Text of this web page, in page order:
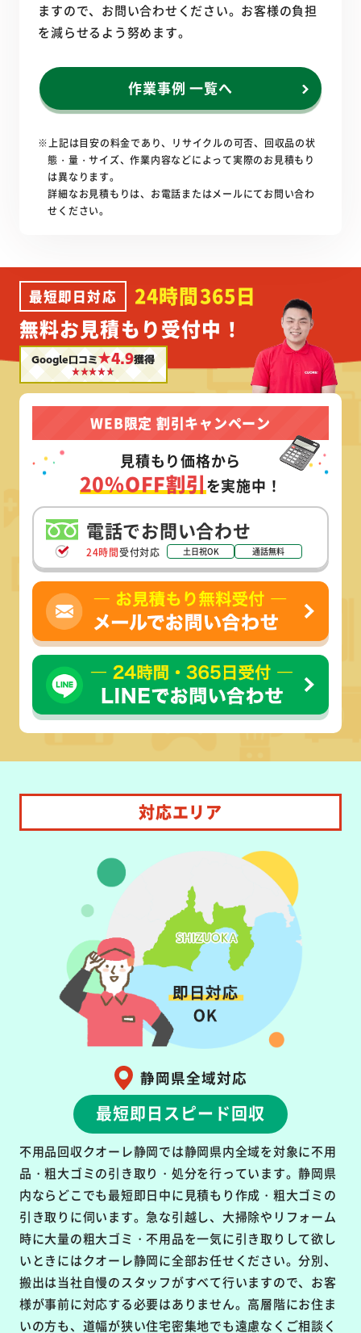
ますので、お問い合わせください。お客様の負担
を減らせるよう努めます。
作業事例 一覧へ
※上記は目安の料金であり、リサイクルの可否、回収品の状
態・量・サイズ、作業内容などによって実際のお見積もり
は異なります。
詳細なお見積もりは、お電話またはメールにてお問い合わ
せください。
最短即日対応
24時間365日
無料お見積もり受付中！
Google口コミ★4.9獲得
WEB限定 割引キャンペーン
見積もり価格から
20%OFF割引を実施中！
電話でお問い合わせ
24時間受付対応 土日祝OK 通話無料
対応エリア
静岡県全域対応
最短即日スピード回収
不用品回収クオーレ静岡では静岡県内全域を対象に不用
品・粗大ゴミの引き取り・処分を行っています。静岡県
内ならどこでも最短即日中に見積もり作成・粗大ゴミの
引き取りに伺います。急な引越し、大掃除やリフォーム
時に大量の粗大ゴミ・不用品を一気に引き取りして欲し
いときにはクオーレ静岡に全部お任せください。分別、
搬出は当社自慢のスタッフがすべて行いますので、お客
様が事前に対応する必要はありません。高層階にお住ま
いの方も、道幅が狭い住宅密集地でも遠慮なくご相談く